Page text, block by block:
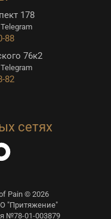
178
88
76к2
82
сетях
Pain © 2026
"Притяжение"
№78-01-003879